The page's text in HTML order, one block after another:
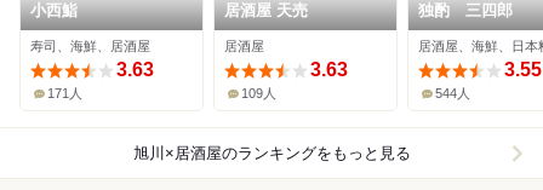
小西鮨
寿司、海鮮、居酒屋
3.63
171人
居酒屋 天売
居酒屋
3.63
109人
独酌 三四郎
居酒屋、海鮮、日本
3.55
544人
旭川×居酒屋のランキングをもっと見る